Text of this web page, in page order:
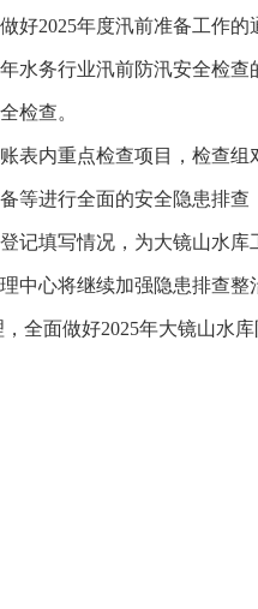
好2025年度汛前准备工作
年水务行业汛前防汛安全检
检查。
内重点检查项目，检查组
等进行全面的安全隐患排
记填写情况，为大镜山水
心将继续加强隐患排查整
全面做好2025年大镜山水